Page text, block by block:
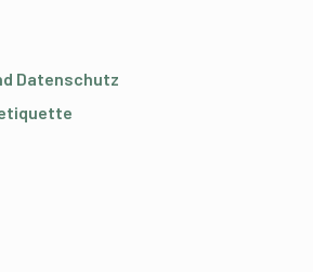
Datenschutz